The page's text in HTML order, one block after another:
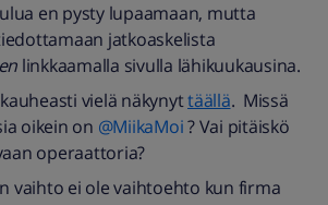
en pysty lupaamaan, mutta
jatkoaskelista
linkkaamalla sivulla lähikuukausina.
vielä näkynyttäällä. Missä
oikein on @MiikaMoi? Vai pitäiskö
operaattoria?
vaihto ei ole vaihtoehto kun firma